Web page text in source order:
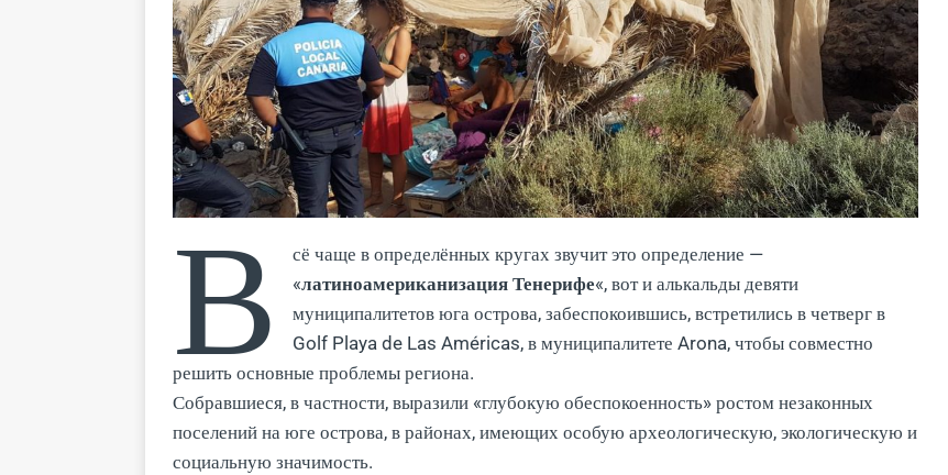
В
сё чаще в определённых кругах звучит это определение —
«латиноамериканизация Тенерифе«, вот и алькальды девяти
муниципалитетов юга острова, забеспокоившись, встретились в четверг в
Golf Playa de Las Américas, в муниципалитете Arona, чтобы совместно
решить основные проблемы региона.
Собравшиеся, в частности, выразили «глубокую обеспокоенность» ростом незаконных
поселений на юге острова, в районах, имеющих особую археологическую, экологическую и
социальную значимость.